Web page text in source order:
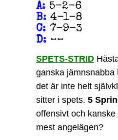
A: 5-2-6
B: 4-1-8
C: 7-9-3
D: ––
SPETS-STRID
ganska jämnsnabba
det är inte helt
sitter i spets. 5
offensivt och
mest angelägen?